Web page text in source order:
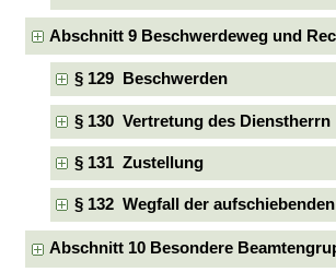
Abschnitt 9 Beschwerdeweg und
§ 129 Beschwerden
§ 130 Vertretung des Dienstherrn
§ 131 Zustellung
§ 132 Wegfall der
Abschnitt 10 Besondere